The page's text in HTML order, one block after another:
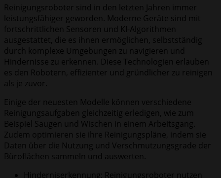
Reinigungsroboter sind in den letzten Jahren immer
leistungsfähiger geworden. Moderne Geräte sind mit
fortschrittlichen Sensoren und KI-Algorithmen
ausgestattet, die es ihnen ermöglichen, selbstständig
durch komplexe Umgebungen zu navigieren und
Hindernisse zu erkennen. Diese Technologien erlauben
es den Robotern, effizienter und gründlicher zu reinigen
als je zuvor.
Einige der neuesten Modelle können verschiedene
Reinigungsaufgaben gleichzeitig erledigen, wie zum
Beispiel Saugen und Wischen in einem Arbeitsgang.
Zudem optimieren sie ihre Reinigungspläne, indem sie
Daten über die Nutzung und Verschmutzungsgrade der
Büroflächen sammeln und auswerten.
Hinderniserkennung: Reinigungsroboter nutzen